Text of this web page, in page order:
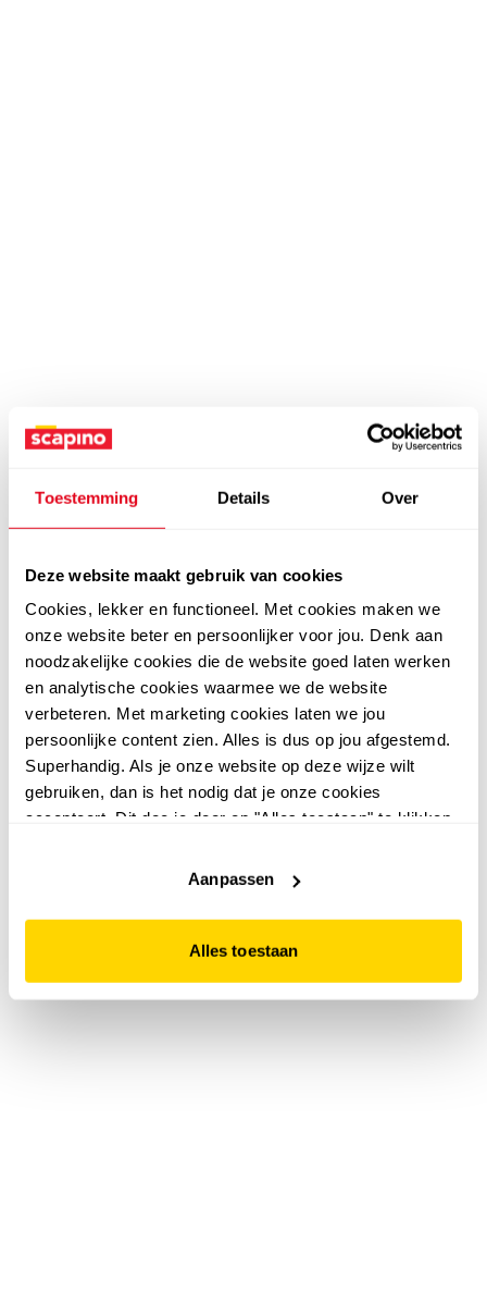
Toestemming Details Over
Deze website maakt gebruik van cookies
Cookies, lekker en functioneel. Met cookies maken we
onze website beter en persoonlijker voor jou. Denk aan
noodzakelijke cookies die de website goed laten werken
en analytische cookies waarmee we de website
verbeteren. Met marketing cookies laten we jou
persoonlijke content zien. Alles is dus op jou afgestemd.
Superhandig. Als je onze website op deze wijze wilt
gebruiken, dan is het nodig dat je onze cookies
accepteert. Dit doe je door op "Alles toestaan" te klikken.
website niet optimaal functioneert.
Aanpassen
Alles toestaan